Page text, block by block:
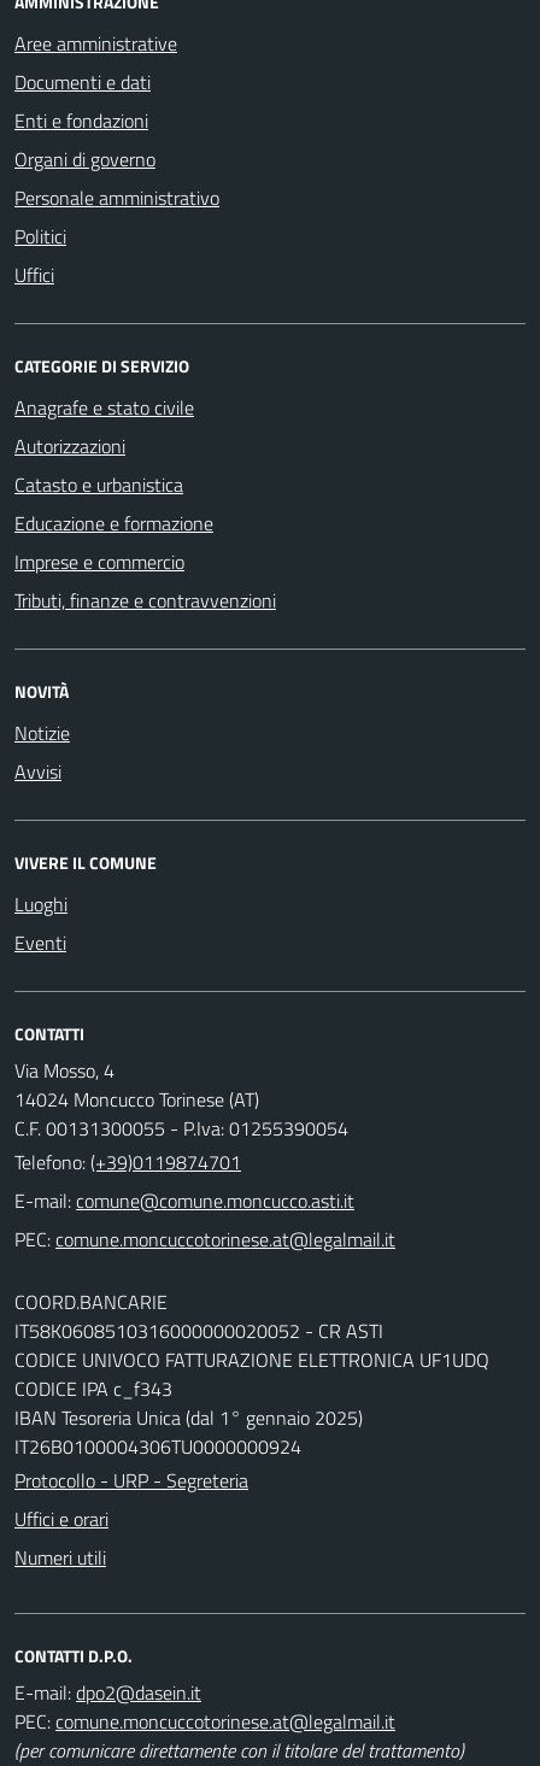
Aree amministrative
Documenti e dati
Enti e fondazioni
Organi di governo
Personale amministrativo
Politici
Uffici
CATEGORIE DI SERVIZIO
Anagrafe e stato civile
Autorizzazioni
Catasto e urbanistica
Educazione e formazione
Imprese e commercio
Tributi, finanze e contravvenzioni
NOVITÀ
Notizie
Avvisi
VIVERE IL COMUNE
Luoghi
Eventi
CONTATTI
Via Mosso, 4
14024 Moncucco Torinese (AT)
C.F. 00131300055 - P.Iva: 01255390054
Telefono:(+39)0119874701
E-mail:comune@comune.moncucco.asti.it
PEC:comune.moncuccotorinese.at@legalmail.it
COORD.BANCARIE
IT58K0608510316000000020052 - CR ASTI
CODICE UNIVOCO FATTURAZIONE ELETTRONICA UF1UDQ
CODICE IPA c_f343
IBAN Tesoreria Unica (dal 1° gennaio 2025)
IT26B0100004306TU0000000924
Protocollo - URP - Segreteria
Uffici e orari
Numeri utili
CONTATTI D.P.O.
E-mail:dpo2@dasein.it
PEC:comune.moncuccotorinese.at@legalmail.it
(per comunicare direttamente con il titolare del trattamento)